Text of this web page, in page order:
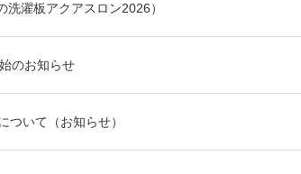
洗濯板アクアスロン2026）
のお知らせ
ついて（お知らせ）